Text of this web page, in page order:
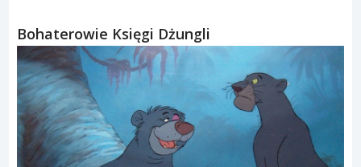
Bohaterowie Księgi Dżungli